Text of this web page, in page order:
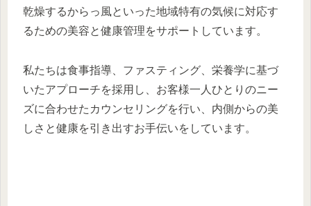
乾燥するからっ風といった地域特有の気候に対応す
るための美容と健康管理をサポートしています。
私たちは食事指導、ファスティング、栄養学に基づ
いたアプローチを採用し、お客様一人ひとりのニー
ズに合わせたカウンセリングを行い、内側からの美
しさと健康を引き出すお手伝いをしています。